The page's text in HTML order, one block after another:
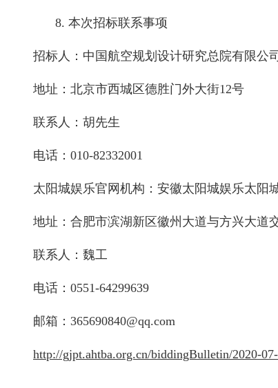
8. 本次招标联系事项
招标人：中国航空规划设计研究总院有限公司
地址：北京市西城区德胜门外大街12号
联系人：胡先生
电话： 010-82332001
太阳城娱乐官网机构：安徽太阳城娱乐太阳
地址：合肥市滨湖新区徽州大道与方兴大道
联系人：魏工
电话： 0551-64299639
邮箱： 365690840@qq.com
http://gjpt.ahtba.org.cn/biddingBulletin/2020-